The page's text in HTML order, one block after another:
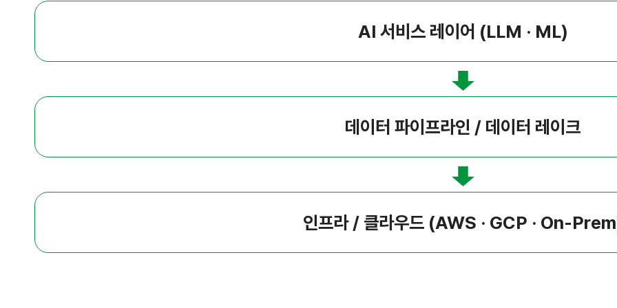
AI 서비스 레이어 (LLM · ML)
데이터 파이프라인 / 데이터 레이크
인프라 / 클라우드 (AWS · GCP · On-